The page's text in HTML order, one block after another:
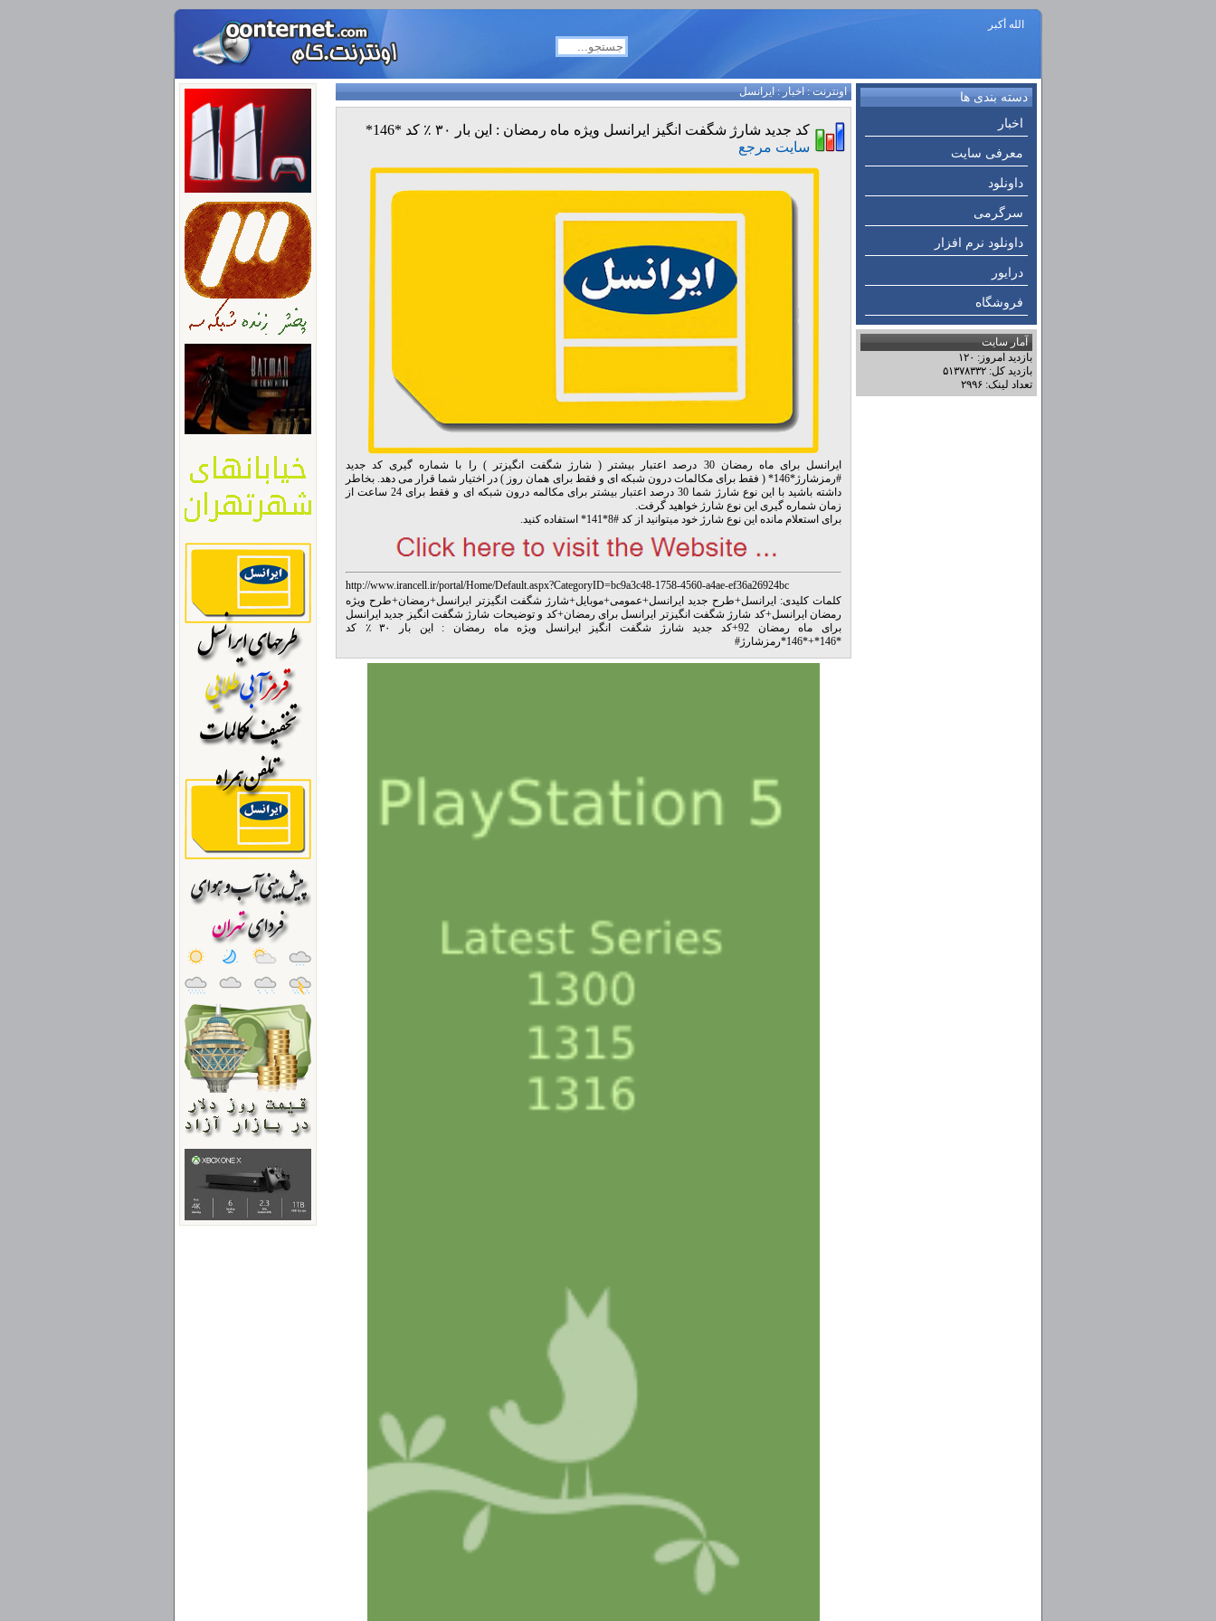
الله أكبر
دسته بندی ها
اخبار
معرفی سایت
داونلود
سرگرمی
داونلود نرم افزار
درایور
فروشگاه
آمار سایت
بازدید امروز: ۱۲۰
بازدید کل: ۵۱۳۷۸۳۳۲
تعداد لینک: ۲۹۹۶
اونترنت:اخبار:ایرانسل
کد جدید شارژ شگفت انگیز ایرانسل ویژه ماه رمضان : این بار ۳۰ ٪ کد *146*
سایت مرجع
ایرانسل برای ماه رمضان 30 درصد اعتبار بیشتر ( شارژ شگفت انگیزتر ) را با شماره گیری کد جدید
#رمزشارژ*146* ( فقط برای مکالمات درون شبکه ای و فقط برای همان روز ) در اختیار شما قرار می دهد. بخاطر
داشته باشید با این نوع شارژ شما 30 درصد اعتبار بیشتر برای مکالمه درون شبکه ای و فقط برای 24 ساعت از
زمان شماره گیری این نوع شارژ خواهید گرفت.
برای استعلام مانده این نوع شارژ خود میتوانید از کد #8*141* استفاده کنید.
http://www.irancell.ir/portal/Home/Default.aspx?CategoryID=bc9a3c48-1758-4560-a4ae-ef36a26924bc
کلمات کلیدی: ایرانسل+طرح جدید ایرانسل+عمومی+موبایل+شارژ شگفت انگیزتر ایرانسل+رمضان+طرح ویژه
رمضان ایرانسل+کد شارژ شگفت انگیزتر ایرانسل برای رمضان+کد و توضیحات شارژ شگفت انگیز جدید ایرانسل
برای ماه رمضان 92
+
کد جدید شارژ شگفت انگیز ایرانسل ویژه ماه رمضان : این بار ۳۰ ٪ کد
*146*
+*146*رمزشارژ#